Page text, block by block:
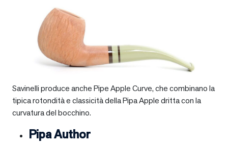
Savinelli produce anche Pipe Apple Curve, che combinano la
tipica rotondità e classicità della Pipa Apple dritta con la
curvatura del bocchino.
Pipa Author